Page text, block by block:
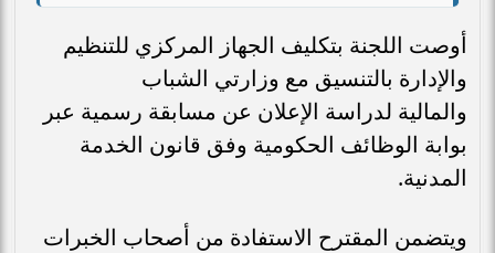
أوصت اللجنة بتكليف الجهاز المركزي للتنظيم
والإدارة بالتنسيق مع وزارتي الشباب
والمالية لدراسة الإعلان عن مسابقة رسمية عبر
بوابة الوظائف الحكومية وفق قانون الخدمة
المدنية.
ويتضمن المقترح الاستفادة من أصحاب الخبرات